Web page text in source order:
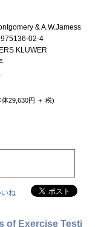
& A.W.Jamess
975136-02-4
KLUWER
体29,630円 ＋ 税)
いね
of Exercise Testi